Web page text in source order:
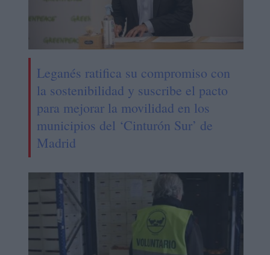
Leganés ratifica su compromiso con
la sostenibilidad y suscribe el pacto
para mejorar la movilidad en los
municipios del ‘Cinturón Sur’ de
Madrid